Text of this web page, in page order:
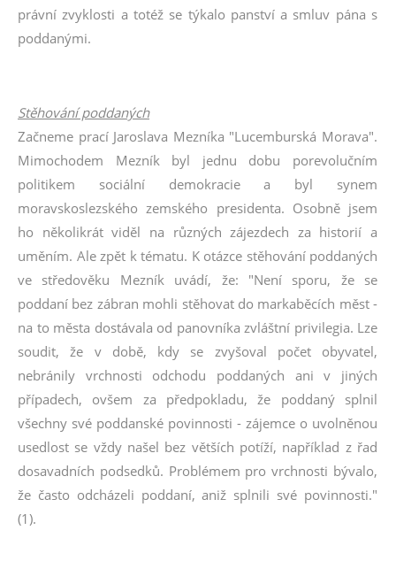
právní zvyklosti a totéž se týkalo panství a smluv pána s
poddanými.
Stěhování poddaných
Začneme prací Jaroslava Mezníka "Lucemburská Morava".
Mimochodem Mezník byl jednu dobu porevolučním
politikem sociální demokracie a byl synem
moravskoslezského zemského presidenta. Osobně jsem
ho několikrát viděl na různých zájezdech za historií a
uměním. Ale zpět k tématu. K otázce stěhování poddaných
ve středověku Mezník uvádí, že: "Není sporu, že se
poddaní bez zábran mohli stěhovat do markaběcích měst -
na to města dostávala od panovníka zvláštní privilegia. Lze
soudit, že v době, kdy se zvyšoval počet obyvatel,
nebránily vrchnosti odchodu poddaných ani v jiných
případech, ovšem za předpokladu, že poddaný splnil
všechny své poddanské povinnosti - zájemce o uvolněnou
usedlost se vždy našel bez větších potíží, například z řad
dosavadních podsedků. Problémem pro vrchnosti bývalo,
že často odcházeli poddaní, aniž splnili své povinnosti."
(1).